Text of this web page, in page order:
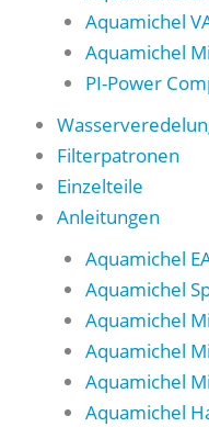
Aquamichel
Aquamichel
PI-Power
Filterpatronen
Einzelteile
Anleitungen
Aquamichel
Aquamichel
Aquamichel
Aquamichel
Aquamichel
Aquamichel